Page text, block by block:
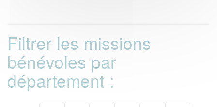
Filtrer les missions
bénévoles par
département :